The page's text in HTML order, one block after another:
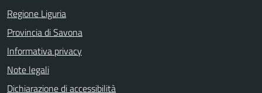
Regione Liguria
Provincia di Savona
Informativa privacy
Note legali
Dichiarazione di accessibilità